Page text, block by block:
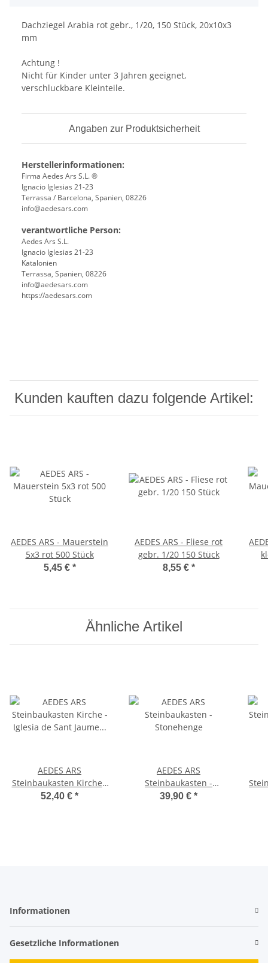
Dachziegel Arabia rot gebr., 1/20, 150 Stück, 20x10x3
mm
Achtung !
Nicht für Kinder unter 3 Jahren geeignet,
verschluckbare Kleinteile.
Angaben zur Produktsicherheit
Herstellerinformationen:
Firma Aedes Ars S.L. ®
Ignacio Iglesias 21-23
Terrassa / Barcelona, Spanien, 08226
info@aedesars.com
verantwortliche Person:
Aedes Ars S.L.
Ignacio Iglesias 21-23
Katalonien
Terrassa, Spanien, 08226
info@aedesars.com
https://aedesars.com
Kunden kauften dazu folgende Artikel:
AEDES ARS - Mauerstein
5x3 rot 500 Stück
5,45 € *
AEDES ARS - Fliese rot
gebr. 1/20 150 Stück
8,55 € *
Ähnliche Artikel
AEDES ARS
Steinbaukasten Kirche -
Iglesia de Sant Jaume de
52,40 € *
AEDES ARS
Steinbaukasten -
Stonehenge
39,90 € *
Informationen
Gesetzliche Informationen